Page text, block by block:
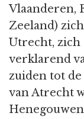
Vlaanderen,
Zeeland)
Utrecht, zich
verklarend
zuiden tot
van Atrecht